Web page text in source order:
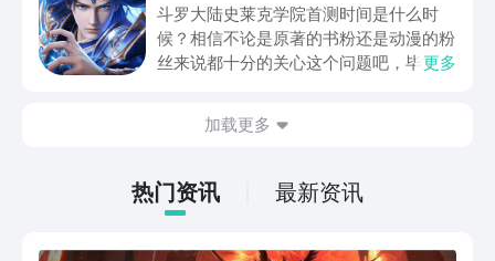
差别大吗？对于这些问题，就让我们一起
进入到下文之中为大家说明吧。
斗罗大陆史莱克学院首测时间是什么时
候？相信不论是原著的书粉还是动漫的粉
丝来说都十分的关心这个问题吧，毕竟在
近了，那么想要快人一步的话，大家可以
们下载的哦。
更多
加载更多
热门资讯 最新资讯